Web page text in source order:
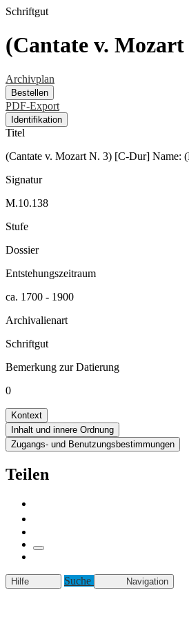
Schriftgut
(Cantate v.
Archivplan
Bestellen
PDF-Export
Identifikation
Titel
(Cantate v. Mozart N. 3) [C-Dur] Name:
Signatur
M.10.138
Stufe
Dossier
Entstehungszeitraum
ca. 1700 - 1900
Archivalienart
Schriftgut
Bemerkung zur Datierung
0
Kontext
Inhalt und innere Ordnung
Zugangs- und Benutzungsbestimmungen
Teilen
Hilfe Suche Navigation